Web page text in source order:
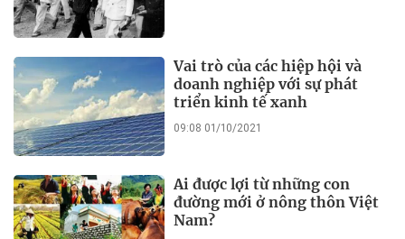
Vai trò của các hiệp hội và
doanh nghiệp với sự phát
triển kinh tế xanh
09:08 01/10/2021
Ai được lợi từ những con
đường mới ở nông thôn Việt
Nam?